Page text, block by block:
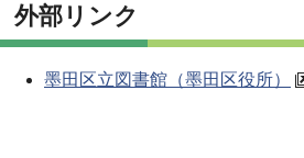
外部リンク
墨田区立図書館（墨田区役所）